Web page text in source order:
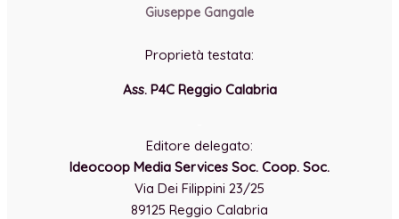
Giuseppe Gangale
Proprietà testata:
Ass. P4C Reggio Calabria
Editore delegato:
Ideocoop Media Services Soc. Coop. Soc.
Via Dei Filippini 23/25
89125 Reggio Calabria